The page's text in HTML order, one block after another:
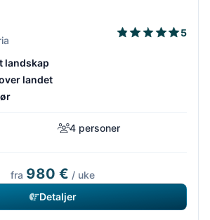
5
landskap
landet
4 personer
fra 980 € / uke
Detaljer